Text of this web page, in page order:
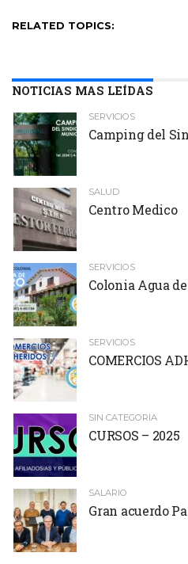
RELATED TOPICS:
NOTICIAS MAS LEÍDAS
SERVICIOS
Camping del
SALUD
Centro Medico
SERVICIOS
Colonia Agua
SERVICIOS
COMERCIOS
SIN CATEGORÍA
CURSOS – 2025
SALARIO
Gran acuerdo